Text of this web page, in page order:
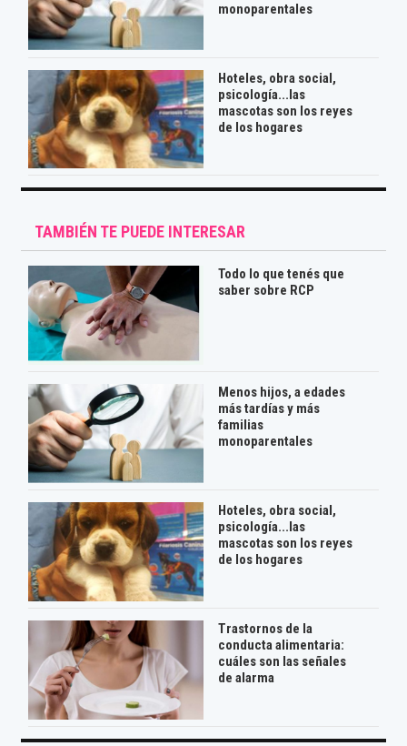
monoparentales
Hoteles, obra social,
psicología...las
mascotas son los reyes
de los hogares
TAMBIÉN TE PUEDE INTERESAR
Todo lo que tenés que
saber sobre RCP
Menos hijos, a edades
más tardías y más
familias
monoparentales
Hoteles, obra social,
psicología...las
mascotas son los reyes
de los hogares
Trastornos de la
conducta alimentaria:
cuáles son las señales
de alarma